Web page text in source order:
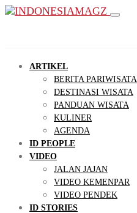
ARTIKEL
BERITA PARIWISATA
DESTINASI WISATA
PANDUAN WISATA
KULINER
AGENDA
ID PEOPLE
VIDEO
JALAN JAJAN
VIDEO KEMENPAR
VIDEO PENDEK
ID STORIES